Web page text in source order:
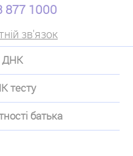
877 1000
зв'язок
ДНК
тесту
батька